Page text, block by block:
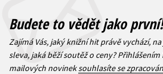
Budete to vědět jako první!
Zajímá Vás, jaký knižní hit právě vychází,
sleva, jaká běží soutěž o ceny?
mailových novineksouhlasíte se